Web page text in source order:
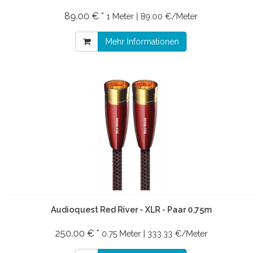
89.00 € * 1 Meter | 89.00 €/Meter
Mehr Informationen
Audioquest Red River - XLR - Paar 0,75m
250.00 € * 0.75 Meter | 333.33 €/Meter